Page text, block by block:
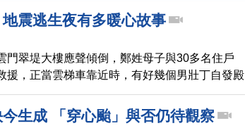
震逃生夜有多暖心故事
門翠堤大樓應聲傾倒，鄭姓母子與30多名住戶
援，正當雲梯車靠近時，有好幾個男壯丁自發殿
，不斷說：「快！踩我的肩膀走」，回想當夜
母子倆相當感動。
生成 「穿心颱」與否仍待觀察